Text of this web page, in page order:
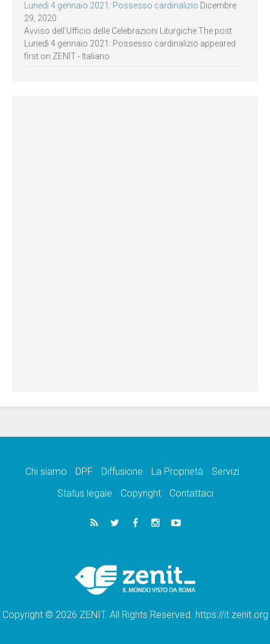
Lunedì 4 gennaio 2021: Possesso cardinalizio Dicembre
29, 2020
Avviso dell’Ufficio delle Celebrazioni Liturgiche The post
Lunedì 4 gennaio 2021: Possesso cardinalizio appeared
first on ZENIT - Italiano.
Chi siamo DPF Diffusione La Proprietà
Servizi
Status legale
Copyright Contattaci
Copyright © 2026 ZENIT. All Rights Reserved. https://it.zenit.org